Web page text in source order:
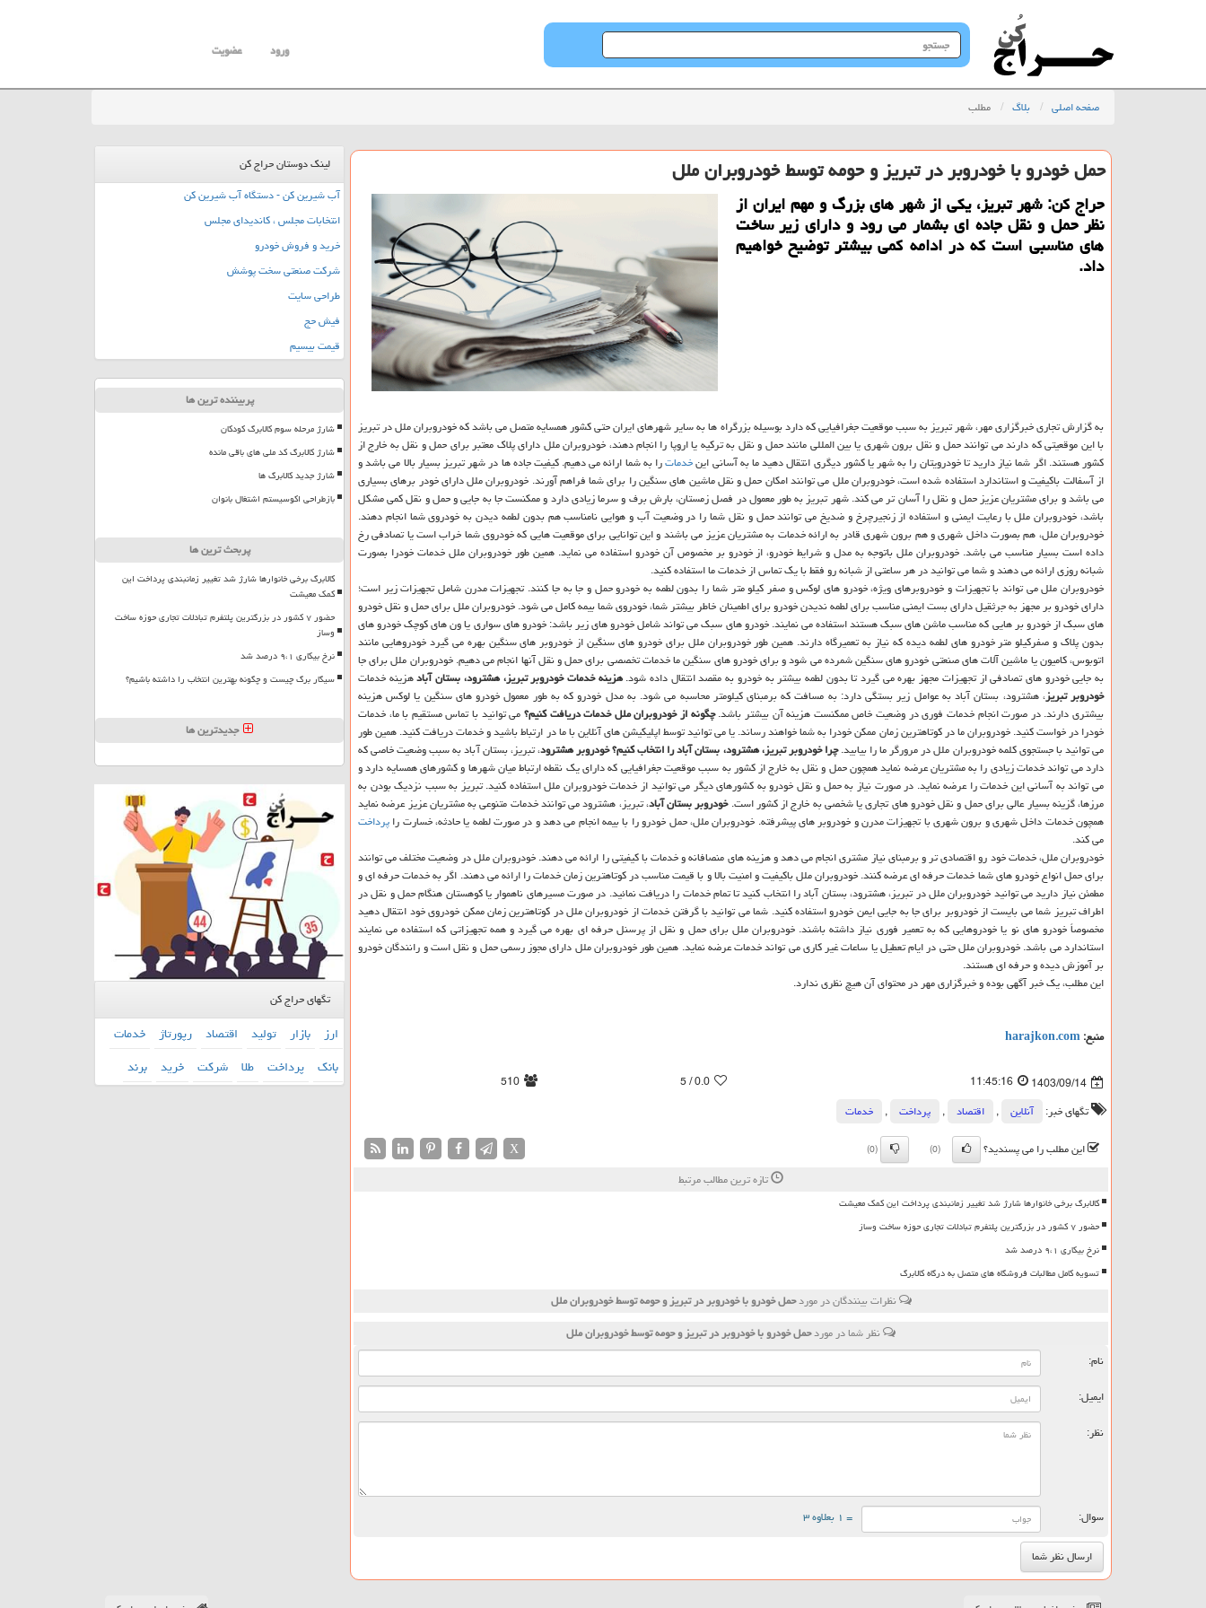
جستجو
در
ورود عضویت
صفحه اصلی بلاگ مطلب
حمل خودرو با خودروبر در تبریز و حومه توسط خودروبران ملل
حراج کن: شهر تبریز، یکی از شهر های بزرگ و مهم ایران از
نظر حمل و نقل جاده ای بشمار می رود و دارای زیر ساخت
های مناسبی است که در ادامه کمی بیشتر توضیح خواهیم
داد.
به گزارش تجاری خبرگزاری مهر، شهر تبریز به سبب موقعیت جغرافیایی که دارد بوسیله بزرگراه ها به سایر شهرهای ایران حتی کشور همسایه متصل می باشد که خودروبران ملل در تبریز
با این موقعیتی که دارند می توانند حمل و نقل برون شهری یا بین المللی مانند حمل و نقل به ترکیه یا اروپا را انجام دهند، خودروبران ملل دارای پلاک معتبر برای حمل و نقل به خارج از
کشور هستند. اگر شما نیاز دارید تا خودرویتان را به شهر یا کشور دیگری انتقال دهید ما به آسانی اینخدماترا به شما ارائه می دهیم. کیفیت جاده ها در شهر تبریز بسیار بالا می باشد و
از آسفالت باکیفیت و استاندارد استفاده شده است، خودروبران ملل می توانند امکان حمل و نقل ماشین های سنگین را برای شما فراهم آورند. خودروبران ملل دارای خودر برهای بسیاری
می باشد و برای مشتریان عزیز حمل و نقل را آسان تر می کند. شهر تبریز به طور معمول در فصل زمستان، بارش برف و سرما زیادی دارد و ممکنست جا به جایی و حمل و نقل کمی مشکل
باشد، خودروبران ملل با رعایت ایمنی و استفاده از زنجیرچرخ و ضدیخ می توانند حمل و نقل شما را در وضعیت آب و هوایی نامناسب هم بدون لطمه دیدن به خودروی شما انجام دهند.
خودروبران ملل، هم بصورت داخل شهری و هم برون شهری قادر به ارائه خدمات به مشتریان عزیز می باشند و این توانایی برای موقعیت هایی که خودروی شما خراب است یا تصادفی رخ
داده است بسیار مناسب می باشد. خودروبران ملل باتوجه به مدل و شرایط خودرو، از خودرو بر مخصوص آن خودرو استفاده می نماید. همین طور خودروبران ملل خدمات خودرا بصورت
شبانه روزی ارائه می دهند و شما می توانید در هر ساعتی از شبانه رو فقط با یک تماس از خدمات ما استفاده کنید.
خودروبران ملل می تواند با تجهیزات و خودروبرهای ویژه، خودرو های لوکس و صفر کیلو متر شما را بدون لطمه به خودرو حمل و جا به جا کنند. تجهیزات مدرن شامل تجهیزات زیر است؛
دارای خودرو بر مجهز به جرثقیل دارای بست ایمنی مناسب برای لطمه ندیدن خودرو برای اطمینان خاطر بیشتر شما، خودروی شما بیمه کامل می شود. خودروبران ملل برای حمل و نقل خودرو
های سبک از خودرو بر هایی که مناسب ماشن های سبک هستند استفاده می نمایند. خودرو های سبک می تواند شامل خودرو های زیر باشد: خودرو های سواری یا ون های کوچک خودرو های
بدون پلاک و صفرکیلو متر خودرو های لطمه دیده که نیاز به تعمیرگاه دارند. همین طور خودروبران ملل برای خودرو های سنگین از خودروبر های سنگین بهره می گیرد خودروهایی مانند
اتوبوس، کامیون یا ماشین آلات های صنعتی خودرو های سنگین شمرده می شود و برای خودرو های سنگین ما خدمات تخصصی برای حمل و نقل آنها انجام می دهیم. خودروبران ملل برای جا
به جایی خودرو های تصادفی از تجهیزات مجهز بهره می گیرد تا بدون لطمه بیشتر به خودرو به مقصد انتقال داده شود.هزینه خدمات خودروبر تبریز، هشترود، بستان آبادهزینه خدمات
خودروبر تبریز، هشترود، بستان آباد به عوامل زیر بستگی دارد: به مسافت که برمبنای کیلومتر محاسبه می شود. به مدل خودرو که به طور معمول خودرو های سنگین یا لوکس هزینه
بیشتری دارند. در صورت انجام خدمات فوری در وضعیت خاص ممکنست هزینه آن بیشتر باشد.چگونه از خودروبران ملل خدمات دریافت کنیم؟می توانید با تماس مستقیم با ما، خدمات
خودرا در خواست کنید. خودروبران ما در کوتاهترین زمان ممکن خودرا به شما خواهند رساند. یا می توانید توسط اپلیکیشن های آنلاین با ما در ارتباط باشید و خدمات دریافت کنید. همین طور
می توانید با جستجوی کلمه خودروبران ملل در مرورگر ما را بیابید.چراخودروبر تبریز، هشترود، بستان آبادرا انتخاب کنیم؟خودروبر هشترود، تبریز، بستان آباد به سبب وضعیت خاصی که
دارد می تواند خدمات زیادی را به مشتریان عرضه نماید همچون حمل و نقل به خارج از کشور به سبب موقعیت جغرافیایی که دارای یک نقطه ارتباط میان شهرها و کشورهای همسایه دارد و
می تواند به آسانی این خدمات را عرضه نماید. در صورت نیاز به حمل و نقل خودرو به کشورهای دیگر می توانید از خدمات خودروبران ملل استفاده کنید. تبریز به سبب نزدیک بودن به
مرزها، گزینه بسیار عالی برای حمل و نقل خودرو های تجاری یا شخصی به خارج از کشور است.خودروبر بستان آباد، تبریز، هشترود می توانند خدمات متنوعی به مشتریان عزیز عرضه نماید
همچون خدمات داخل شهری و برون شهری با تجهیزات مدرن و خودروبر های پیشرفته. خودروبران ملل، حمل خودرو را با بیمه انجام می دهد و در صورت لطمه یا حادثه، خسارت راپرداخت
می کند.
خودروبران ملل، خدمات خود رو اقتصادی تر و برمبنای نیاز مشتری انجام می دهد و هزینه های منصافانه و خدمات با کیفیتی را ارائه می دهند. خودروبران ملل در وضعیت مختلف می توانند
برای حمل انواع خودرو های شما خدمات حرفه ای عرضه کنند. خودروبران ملل باکیفیت و امنیت بالا و با قیمت مناسب در کوتاهترین زمان خدمات را ارائه می دهند. اگر به خدمات حرفه ای و
مطمئن نیاز دارید می توانید خودروبران ملل در تبریز، هشترود، بستان آباد را انتخاب کنید تا تمام خدمات را دریافت نمائید. در صورت مسیرهای ناهموار یا کوهستان هنگام حمل و نقل در
اطراف تبریز شما می بایست از خودروبر برای جا به جایی ایمن خودرو استفاده کنید. شما می توانید با گرفتن خدمات از خودروبران ملل در کوتاهترین زمان ممکن خودروی خود انتقال دهید
مخصوصاً خودرو های نو یا خودروهایی که به تعمیر فوری نیاز داشته باشند. خودروبران ملل برای حمل و نقل از پرسنل حرفه ای بهره می گیرد و همه تجهیزاتی که استفاده می نمایند
استاندارد می باشد. خودروبران ملل حتی در ایام تعطیل یا ساعات غیر کاری می تواند خدمات عرضه نماید. همین طور خودروبران ملل دارای مجوز رسمی حمل و نقل است و رانندگان خودرو
بر آموزش دیده و حرفه ای هستند.
این مطلب، یک خبر آگهی بوده و خبرگزاری مهر در محتوای آن هیچ نظری ندارد.
منبع:harajkon.com
1403/09/14
11:45:16
0.0
/ 5
510
تگهای خبر:
آنلاین , اقتصاد , پرداخت ,
خدمات
این مطلب را می پسندید؟
(0)
(0)
X
تازه ترین مطالب مرتبط
کالابرگ برخی خانوارها شارژ شد تغییر زمانبندی پرداخت این کمک معیشت
حضور ۷ کشور در بزرگترین پلتفرم تبادلات تجاری حوزه ساخت وساز
نرخ بیکاری ۹،۱ درصد شد
تسویه کامل مطالبات فروشگاه های متصل به درگاه کالابرگ
نظرات بینندگان در موردحمل خودرو با خودروبر در تبریز و حومه توسط خودروبران ملل
نظر شما در موردحمل خودرو با خودروبر در تبریز و حومه توسط خودروبران ملل
نام:
ایمیل:
نظر:
سوال: = ۱ بعلاوه ۳
لینک دوستان حراج کن
آب شیرین کن - دستگاه آب شیرین کن
انتخابات مجلس ، کاندیدای مجلس
خرید و فروش خودرو
شرکت صنعتی سخت پوشش
طراحی سایت
فیش حج
قیمت بیسیم
پربیننده ترین ها
شارژ مرحله سوم کالابرگ کودکان
شارژ کالابرگ کد ملی های باقی مانده
شارژ جدید کالابرگ ها
بازطراحی اکوسیستم اشتغال بانوان
پربحث ترین ها
کالابرگ برخی خانوارها شارژ شد تغییر زمانبندی پرداخت این
کمک معیشت
حضور ۷ کشور در بزرگترین پلتفرم تبادلات تجاری حوزه ساخت
وساز
نرخ بیکاری ۹،۱ درصد شد
سیگار برگ چیست و چگونه بهترین انتخاب را داشته باشیم؟
جدیدترین ها
تگهای حراج کن
ارز بازار تولید اقتصاد رپورتاژ خدمات
بانك پرداخت طلا شركت خرید برند